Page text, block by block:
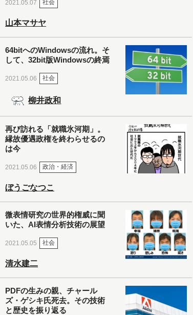
2021.05.07 社会
山本マサヤ
64bitへのWindowsの流れ。そ
して、32bit版Windowsの終焉
2021.05.06 社会
柳井政和
再び訪れる「就職氷河期」。
縁故優遇政権を終わらせるの
は今
2021.05.06 政治・経済
ぼうごなつこ
微表情研究の世界的権威に聞
いた、AI表情分析技術の展望
2021.05.05 社会
清水建二
PDFの生みの親、チャール
ズ・ゲシキ氏死去。その技術
と歴史を振り返る